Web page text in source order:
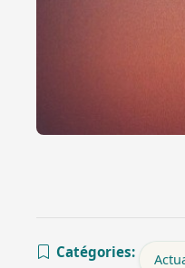
Catégories: